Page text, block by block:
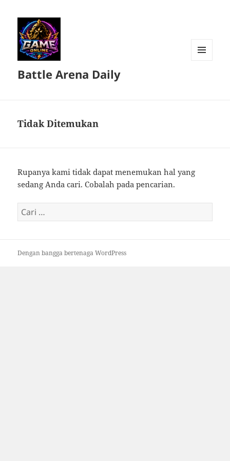
Battle Arena Daily
Tidak Ditemukan
Rupanya kami tidak dapat menemukan hal yang
sedang Anda cari. Cobalah pada pencarian.
Cari
untuk:
Dengan bangga bertenaga WordPress